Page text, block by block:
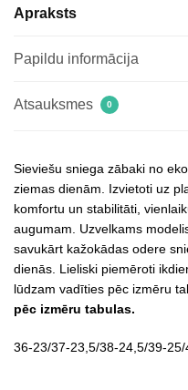
Apraksts
Papildu informācija
Atsauksmes 0
Sieviešu sniega zābaki no
ziemas dienām. Izvietoti uz
komfortu un stabilitāti,
augumam. Uzvelkams
savukārt kažokādas odere
dienās. Lieliski piemēroti
lūdzam vadīties pēc izmēru
pēc izmēru tabulas.
36-23/37-23,5/38-24,5/39-